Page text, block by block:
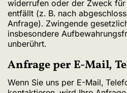
widerrufen oder der Zweck
entfällt (z. B. nach
Anfrage). Zwingende
insbesondere
unberührt.
Anfrage per E-Mail,
Wenn Sie uns per E-Mail,